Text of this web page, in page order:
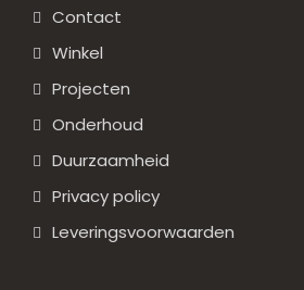
Contact
Winkel
Projecten
Onderhoud
Duurzaamheid
Privacy policy
Leveringsvoorwaarden